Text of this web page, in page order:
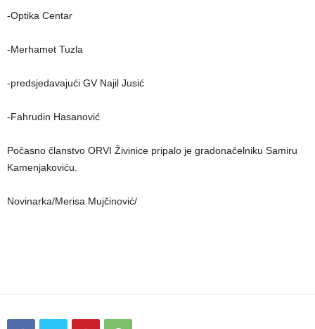
-Optika Centar
-Merhamet Tuzla
-predsjedavajući GV Najil Jusić
-Fahrudin Hasanović
Počasno članstvo ORVI Živinice pripalo je gradonačelniku Samiru
Kamenjakoviću.
Novinarka/Merisa Mujčinović/